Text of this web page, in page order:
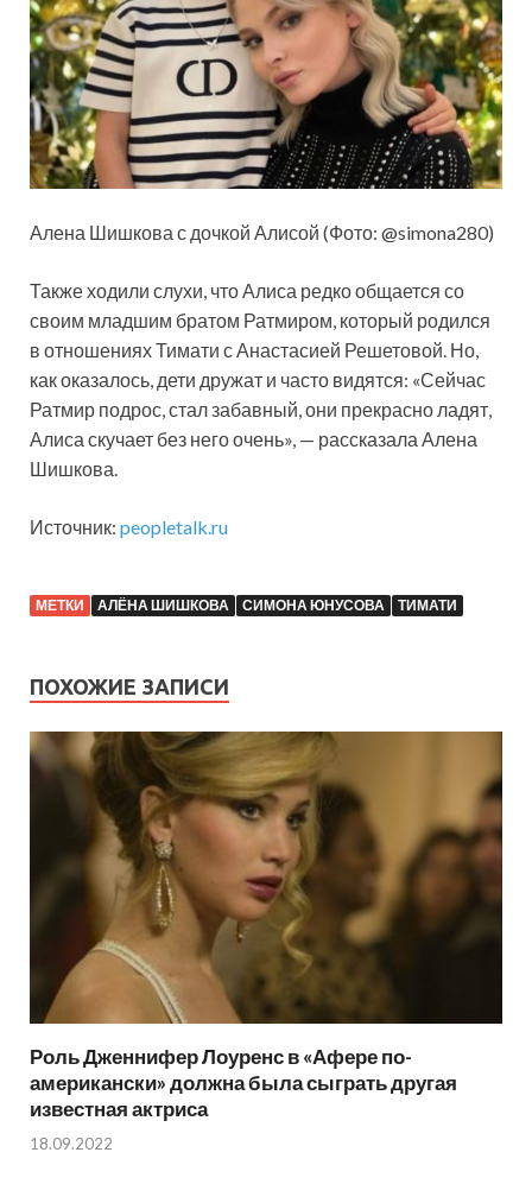
Алена Шишкова с дочкой Алисой (Фото: @simona280)
Также ходили слухи, что Алиса редко общается со
своим младшим братом Ратмиром, который родился
в отношениях Тимати с Анастасией Решетовой. Но,
как оказалось, дети дружат и часто видятся: «Сейчас
Ратмир подрос, стал забавный, они прекрасно ладят,
Алиса скучает без него очень», — рассказала Алена
Шишкова.
Источник: peopletalk.ru
МЕТКИ АЛЁНА ШИШКОВА СИМОНА ЮНУСОВА ТИМАТИ
ПОХОЖИЕ ЗАПИСИ
Роль Дженнифер Лоуренс в «Афере по-
американски» должна была сыграть другая
известная актриса
18.09.2022